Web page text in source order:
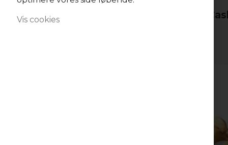
Se alt i
Vis cookies